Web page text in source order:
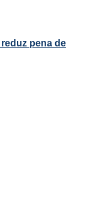
pena de